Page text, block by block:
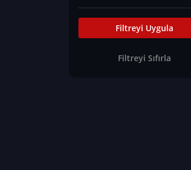
Eğitim Bilimleri
İlknur İyigökler
Büşra Elif Kıvrak
Can TORUN
Filtreyi Uygula
Filtreyi Sıfırla